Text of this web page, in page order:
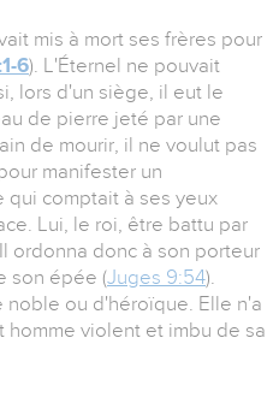
mis à mort ses frères pour
6). L'Éternel ne pouvait
lors d'un siège, il eut le
de pierre jeté par une
de mourir, il ne voulut pas
manifester un
qui comptait à ses yeux
Lui, le roi, être battu par
ordonna donc à son porteur
son épée (Juges 9:54).
noble ou d'héroïque. Elle n'a
violent et imbu de sa